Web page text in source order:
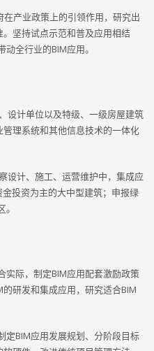
产业政策上的引领作用，研究出
坚持试点示范和普及应用相结
全行业的BIM应用。
设计单位以及特级、一级房屋建筑
理系统和其他信息技术的一体化
设计、施工、运营维护中，集成应
投资为主的大中型建筑；申报绿
实际，制定BIM应用配套激励政策
研发和集成应用，研究适合BIM
定BIM应用发展规划、分阶段目标